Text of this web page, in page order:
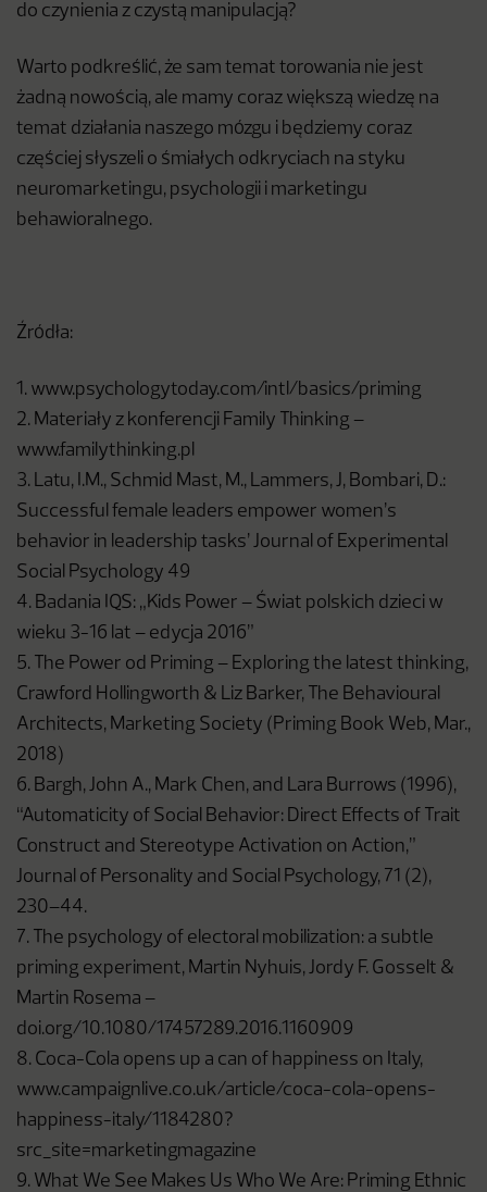
do czynienia z czystą manipulacją?
Warto podkreślić, że sam temat torowania nie jest
żadną nowością, ale mamy coraz większą wiedzę na
temat działania naszego mózgu i będziemy coraz
częściej słyszeli o śmiałych odkryciach na styku
neuromarketingu, psychologii i marketingu
behawioralnego.
Źródła:
1. www.psychologytoday.com/intl/basics/priming
2. Materiały z konferencji Family Thinking –
www.familythinking.pl
3. Latu, I.M., Schmid Mast, M., Lammers, J, Bombari, D.:
Successful female leaders empower women’s
behavior in leadership tasks’ Journal of Experimental
Social Psychology 49
4. Badania IQS: „Kids Power – Świat polskich dzieci w
wieku 3-16 lat – edycja 2016”
5. The Power od Priming – Exploring the latest thinking,
Crawford Hollingworth & Liz Barker, The Behavioural
Architects, Marketing Society (Priming Book Web, Mar.,
2018)
6. Bargh, John A., Mark Chen, and Lara Burrows (1996),
“Automaticity of Social Behavior: Direct Effects of Trait
Construct and Stereotype Activation on Action,”
Journal of Personality and Social Psychology, 71 (2),
230–44.
7. The psychology of electoral mobilization: a subtle
priming experiment, Martin Nyhuis, Jordy F. Gosselt &
Martin Rosema –
doi.org/10.1080/17457289.2016.1160909
8. Coca-Cola opens up a can of happiness on Italy,
www.campaignlive.co.uk/article/coca-cola-opens-
happiness-italy/1184280?
src_site=marketingmagazine
9. What We See Makes Us Who We Are: Priming Ethnic